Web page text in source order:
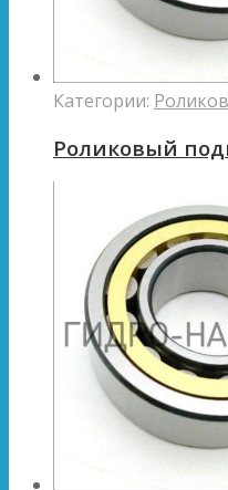
Категории:
Роликовый